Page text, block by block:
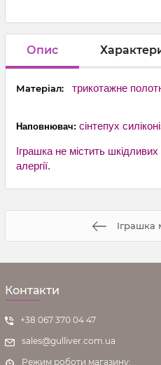
Опис
Матеріал: трикотажне
Наповнювач: сінтепух
Іграшка не містить
алергії.
Іграшка
Контакти
+38 067 370 04 47
sales@gulliver.com.ua
Режим роботи магазину: